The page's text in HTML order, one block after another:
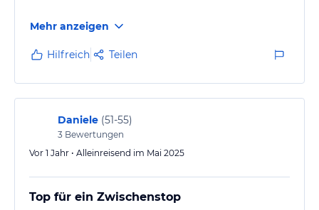
Mehr anzeigen
Hilfreich Teilen
Daniele (51-55)
3 Bewertungen
Vor 1 Jahr • Alleinreisend im Mai 2025
Top für ein Zwischenstop